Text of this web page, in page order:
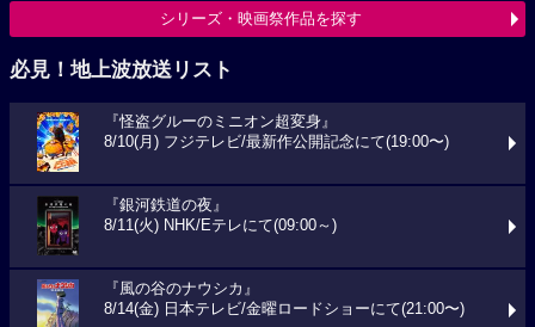
シリーズ・映画祭作品を探す
必見！地上波放送リスト
『怪盗グルーのミニオン超変身』
8/10(月) フジテレビ/最新作公開記念にて(19:00〜)
『銀河鉄道の夜』
8/11(火) NHK/Eテレにて(09:00～)
『風の谷のナウシカ』
8/14(金) 日本テレビ/金曜ロードショーにて(21:00〜)